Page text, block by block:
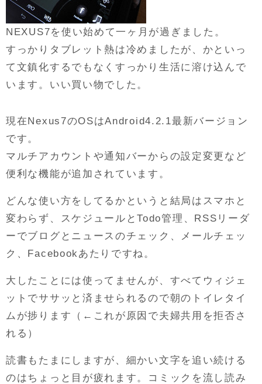
NEXUS7を使い始めて一ヶ月が過ぎました。
すっかりタブレット熱は冷めましたが、かといっ
て文鎮化するでもなくすっかり生活に溶け込んで
います。いい買い物でした。
現在Nexus7のOSはAndroid4.2.1最新バージョン
です。
マルチアカウントや通知バーからの設定変更など
便利な機能が追加されています。
どんな使い方をしてるかというと結局はスマホと
変わらず、スケジュールとTodo管理、RSSリーダ
ーでブログとニュースのチェック、メールチェッ
ク、Facebookあたりですね。
大したことには使ってませんが、すべてウィジェ
ットでササッと済ませられるので朝のトイレタイ
ムが捗ります（←これが原因で夫婦共用を拒否さ
れる）
読書もたまにしますが、細かい文字を追い続ける
のはちょっと目が疲れます。コミックを流し読み